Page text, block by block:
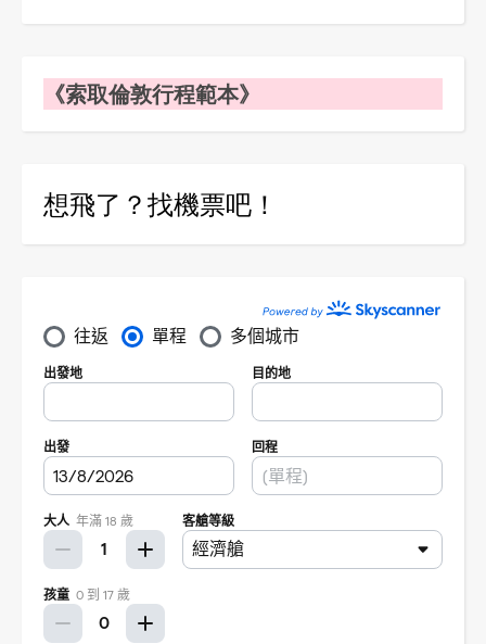
《索取倫敦行程範本》
想飛了？找機票吧！